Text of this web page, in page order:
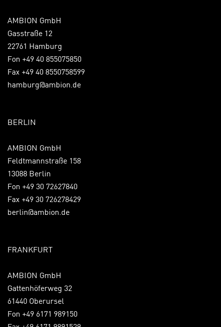
AMBION GmbH
Gasstraße 12
22761 Hamburg
Fon +49 40 855075850
Fax +49 40 8550758599
hamburg@ambion.de
BERLIN
AMBION GmbH
Feldtmannstraße 158
13088 Berlin
Fon +49 30 72627840
Fax +49 30 726278429
berlin@ambion.de
FRANKFURT
AMBION GmbH
Gattenhöferweg 32
61440 Oberursel
Fon +49 6171 989150